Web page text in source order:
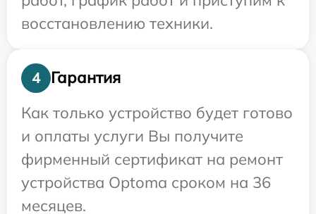
восстановлению техники.
4
Гарантия
Как только устройство будет готово
и оплаты услуги Вы получите
фирменный сертификат на ремонт
устройства Optoma сроком на 36
месяцев.